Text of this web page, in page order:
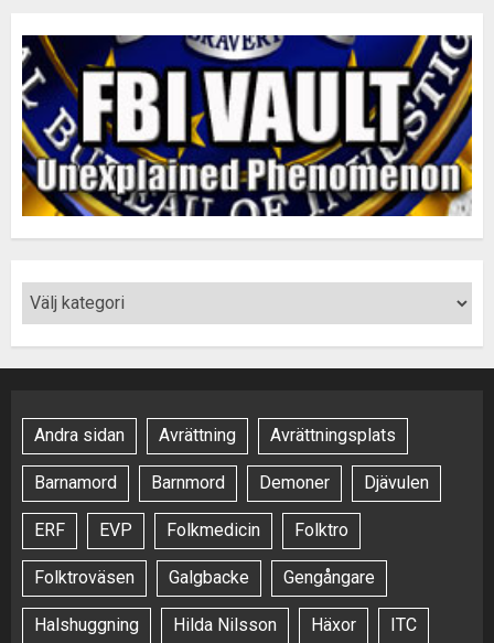
Andra sidan Avrättning Avrättningsplats
Barnamord Barnmord Demoner Djävulen
ERF EVP Folkmedicin Folktro
Folktroväsen Galgbacke Gengångare
Halshuggning Hilda Nilsson Häxor ITC